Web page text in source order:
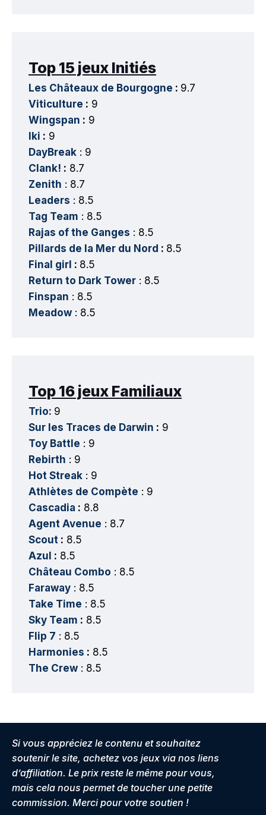
Top 15 jeux Initiés
Les Châteaux de Bourgogne : 9.7
Viticulture : 9
Wingspan : 9
Iki : 9
DayBreak : 9
Clank! : 8.7
Zenith : 8.7
Leaders : 8.5
Tag Team : 8.5
Rajas of the Ganges : 8.5
Pillards de la Mer du Nord : 8.5
Final girl : 8.5
Return to Dark Tower : 8.5
Finspan : 8.5
Meadow : 8.5
Top 16 jeux Familiaux
Trio: 9
Sur les Traces de Darwin : 9
Toy Battle : 9
Rebirth : 9
Hot Streak : 9
Athlètes de Compète : 9
Cascadia : 8.8
Agent Avenue : 8.7
Scout : 8.5
Azul : 8.5
Château Combo : 8.5
Faraway : 8.5
Take Time : 8.5
Sky Team : 8.5
Flip 7 : 8.5
Harmonies : 8.5
The Crew : 8.5
Si vous appréciez le contenu et souhaitez
soutenir le site, achetez vos jeux via nos liens
d’affiliation. Le prix reste le même pour vous,
mais cela nous permet de toucher une petite
commission. Merci pour votre soutien !